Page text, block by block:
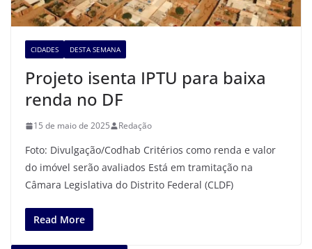
CIDADES DESTA SEMANA
Projeto isenta IPTU para baixa
renda no DF
15 de maio de 2025 Redação
Foto: Divulgação/Codhab Critérios como renda e valor
do imóvel serão avaliados Está em tramitação na
Câmara Legislativa do Distrito Federal (CLDF)
Read More